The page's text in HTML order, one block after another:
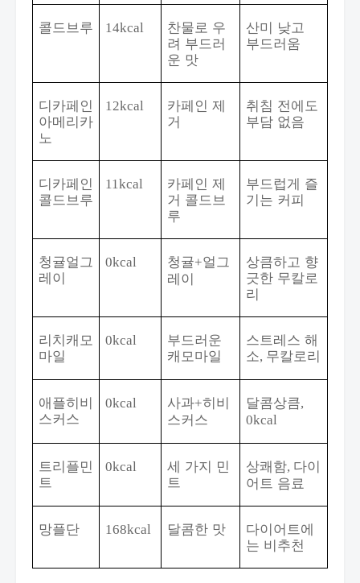
콜드브루 14kcal
찬물로 우
려 부드러
운 맛
산미 낮고
부드러움
디카페인
아메리카
노
12kcal
카페인 제
거
취침 전에도
부담 없음
디카페인
콜드브루
11kcal
카페인 제
거 콜드브
루
부드럽게 즐
기는 커피
청귤얼그
레이
0kcal 청귤+얼그
레이
상큼하고 향
긋한 무칼로
리
리치캐모
마일
0kcal
부드러운
캐모마일
스트레스 해
소, 무칼로리
애플히비
스커스
0kcal 사과+히비
스커스
달콤상큼,
0kcal
트리플민
트
0kcal
세 가지 민
트
상쾌함, 다이
어트 음료
망플단 168kcal 달콤한 맛
다이어트에
는 비추천